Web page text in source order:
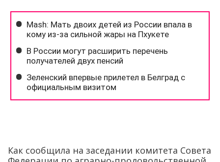
Как сообщила на заседании комитета Совета